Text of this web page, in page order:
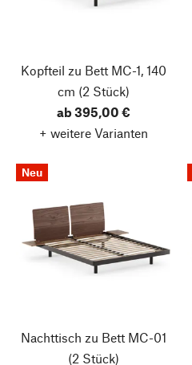
Kopfteil zu Bett MC-1, 140
cm (2 Stück)
ab 395,00 €
+ weitere Varianten
Neu
Nachttisch zu Bett MC-01
(2 Stück)